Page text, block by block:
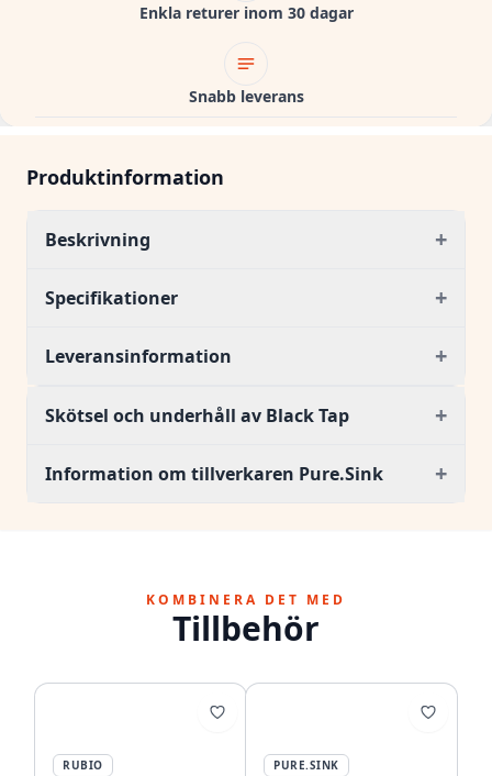
Enkla returer inom 30 dagar
Snabb leverans
Produktinformation
Beskrivning +
Specifikationer +
Leveransinformation +
Skötsel och underhåll av Black Tap +
Information om tillverkaren Pure.Sink +
KOMBINERA DET MED
Tillbehör
RUBIO PURE.SINK